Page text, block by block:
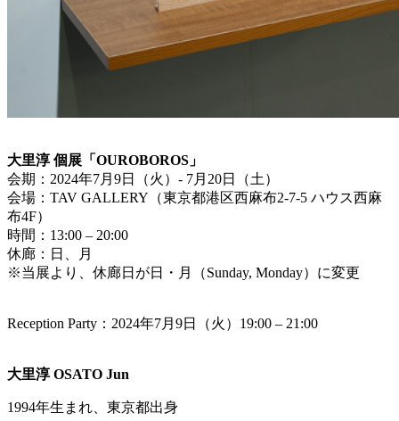
大里淳 個展「OUROBOROS」
会期：2024年7月9日（火）- 7月20日（土）
会場：TAV GALLERY（東京都港区西麻布2-7-5 ハウス西麻
布4F）
時間：13:00 – 20:00
休廊：日、月
※当展より、休廊日が日・月（Sunday, Monday）に変更
Reception Party：2024年7月9日（火）19:00 – 21:00
大里淳 OSATO Jun
1994年生まれ、東京都出身